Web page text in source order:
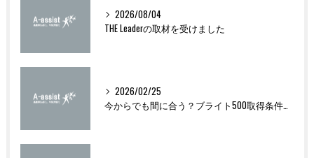
2026/08/04
THE Leaderの取材を受けました
2026/02/25
今からでも間に合う？ブライト500取得条件をわかりやすく解説